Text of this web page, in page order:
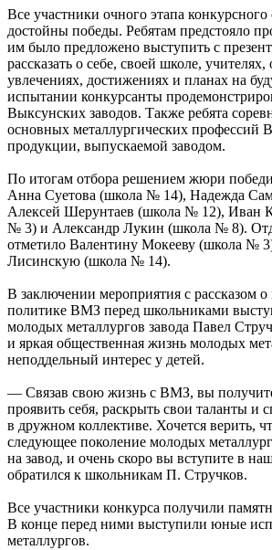
Все участники очного этапа
достойны победы. Ребятам предстояло
им было предложено выступить с
рассказать о себе, своей школе,
увлечениях, достижениях и планах на
испытании конкурсанты
Выксунских заводов. Также ребята
основных металлургических профессий
продукции, выпускаемой заводом.
По итогам отбора решением жюри
Анна Суетова (школа № 14), Надежда
Алексей Шерунтаев (школа № 12), Иван
№ 3) и Александр Лукин (школа № 8).
отметило Валентину Мокееву (школа №
Лисинскую (школа № 14).
В заключении мероприятия с рассказом
политике ВМЗ перед школьниками
молодых металлургов завода Павел
и яркая общественная жизнь молодых
неподдельный интерес у детей.
— Связав свою жизнь с ВМЗ, вы
проявить себя, раскрыть свои таланты и
в дружном коллективе. Хочется верить,
следующее поколение молодых
на завод, и очень скоро вы вступите в
обратился к школьникам П. Стручков.
Все участники конкурса получили
В конце перед ними выступили юные
металлургов.